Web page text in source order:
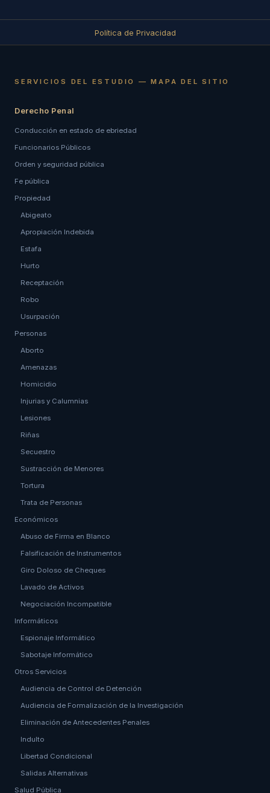
Política de Privacidad
SERVICIOS DEL ESTUDIO — MAPA DEL SITIO
Derecho Penal
Conducción en estado de ebriedad
Funcionarios Públicos
Orden y seguridad pública
Fe pública
Propiedad
Abigeato
Apropiación Indebida
Estafa
Hurto
Receptación
Robo
Usurpación
Personas
Aborto
Amenazas
Homicidio
Injurias y Calumnias
Lesiones
Riñas
Secuestro
Sustracción de Menores
Tortura
Trata de Personas
Económicos
Abuso de Firma en Blanco
Falsificación de Instrumentos
Giro Doloso de Cheques
Lavado de Activos
Negociación Incompatible
Informáticos
Espionaje Informático
Sabotaje Informático
Otros Servicios
Audiencia de Control de Detención
Audiencia de Formalización de la Investigación
Eliminación de Antecedentes Penales
Indulto
Libertad Condicional
Salidas Alternativas
Salud Pública